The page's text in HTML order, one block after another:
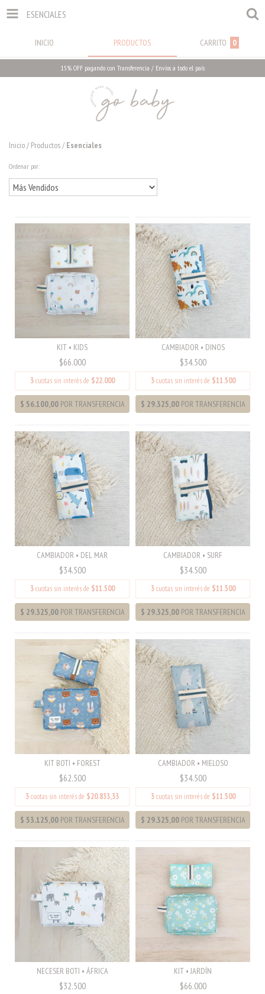
ESENCIALES
INICIO PRODUCTOS CARRITO 0
15% OFF pagando con Transferencia / Envíos a todo el país
Inicio/ Productos/ Esenciales
Ordenar por:
KIT • KIDS
$66.000
3cuotas sin interés de $22.000
CAMBIADOR • DINOS
$34.500
3cuotas sin interés de $11.500
CAMBIADOR • DEL MAR
$34.500
3cuotas sin interés de $11.500
CAMBIADOR • SURF
$34.500
3cuotas sin interés de $11.500
KIT BOTI • FOREST
$62.500
3cuotas sin interés de $20.833,33
CAMBIADOR • MIELOSO
$34.500
3cuotas sin interés de $11.500
NECESER BOTI • ÁFRICA
$32.500
KIT • JARDÍN
$66.000